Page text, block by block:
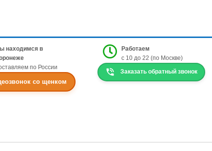
находимся в
по России
со щенком
Работаем
с 10 до 22 (по Москве)
Заказать обратный звонок